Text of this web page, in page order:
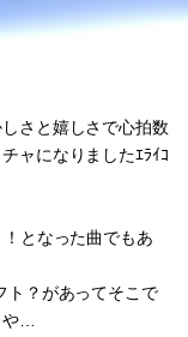
さと嬉しさで心拍数
ャになりましたｴﾗｲｺ
となった曲でもあ
ト？があってそこで
…